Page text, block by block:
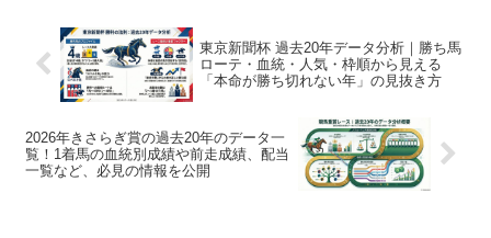
東京新聞杯 過去20年データ分析｜勝ち馬
ローテ・血統・人気・枠順から見える
「本命が勝ち切れない年」の見抜き方
2026年きさらぎ賞の過去20年のデータ一
覧！1着馬の血統別成績や前走成績、配当
一覧など、必見の情報を公開